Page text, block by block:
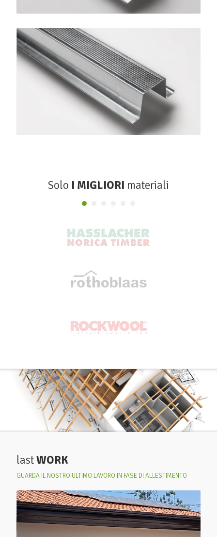
Profilo Omega 38
SINIAT
Solo I MIGLIORI materiali
lastWORK
GUARDA IL NOSTRO ULTIMO LAVORO IN FASE DI ALLESTIMENTO